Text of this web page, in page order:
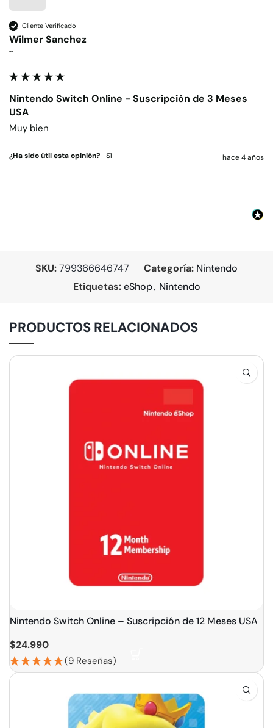
Cliente Verificado
Wilmer Sanchez
""
Nintendo Switch Online - Suscripción de 3 Meses
USA
Muy bien
¿Ha sido útil esta opinión? Sí hace 4 años
SKU:799366646747 Categoría: Nintendo
Etiquetas: eShop, Nintendo
PRODUCTOS RELACIONADOS
Nintendo Switch Online – Suscripción de 12 Meses USA
$24.990
(9 Reseñas)